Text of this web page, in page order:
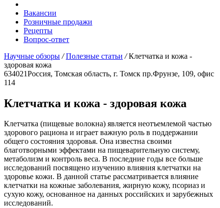
Вакансии
Розничные продажи
Рецепты
Вопрос-ответ
Научные обзоры / Полезные статьи / Клетчатка и кожа -
здоровая кожа
634021Россия, Томская область, г. Томск пр.Фрунзе, 109, офис
114
Клетчатка и кожа - здоровая кожа
Клетчатка (пищевые волокна) является неотъемлемой частью
здорового рациона и играет важную роль в поддержании
общего состояния здоровья. Она известна своими
благотворными эффектами на пищеварительную систему,
метаболизм и контроль веса. В последние годы все больше
исследований посвящено изучению влияния клетчатки на
здоровье кожи. В данной статье рассматривается влияние
клетчатки на кожные заболевания, жирную кожу, псориаз и
сухую кожу, основанное на данных российских и зарубежных
исследований.